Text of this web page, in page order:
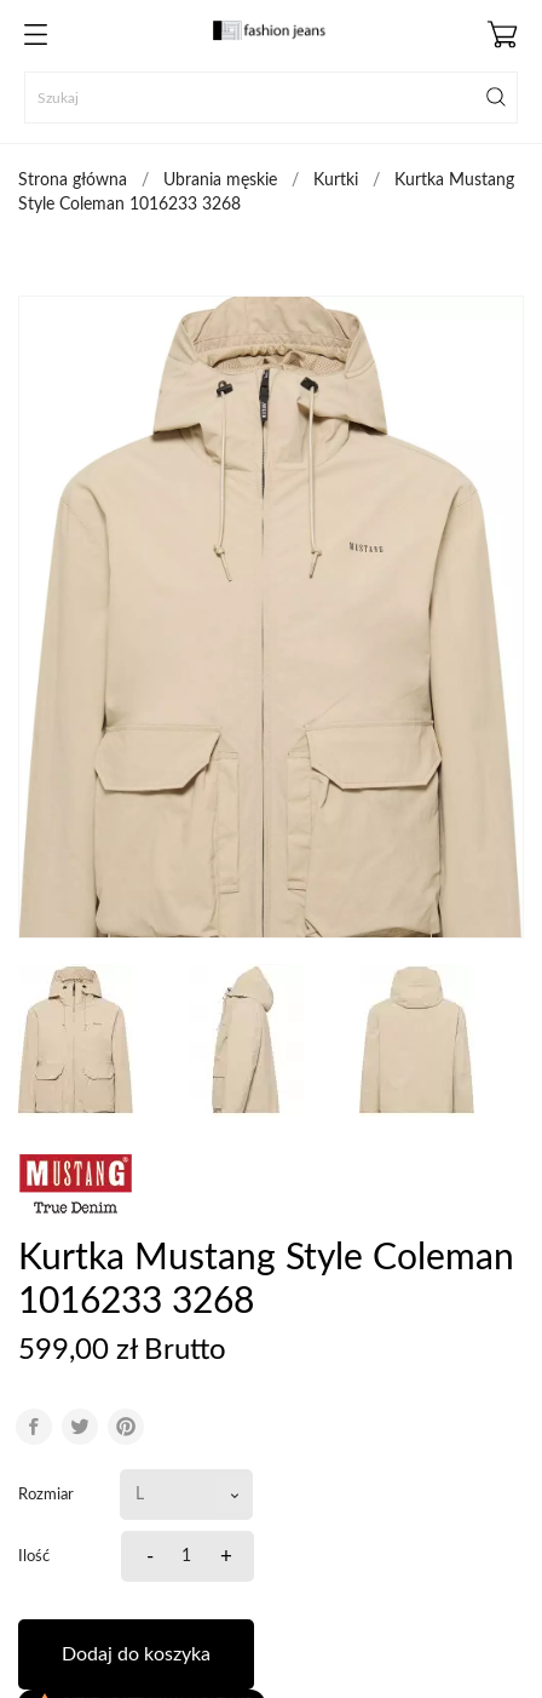
Strona główna Ubrania męskie Kurtki
Kurtka Mustang
Style Coleman 1016233 3268
Kurtka Mustang Style Coleman
1016233 3268
599,00 zł Brutto
Rozmiar
Ilość - +
Dodaj do koszyka